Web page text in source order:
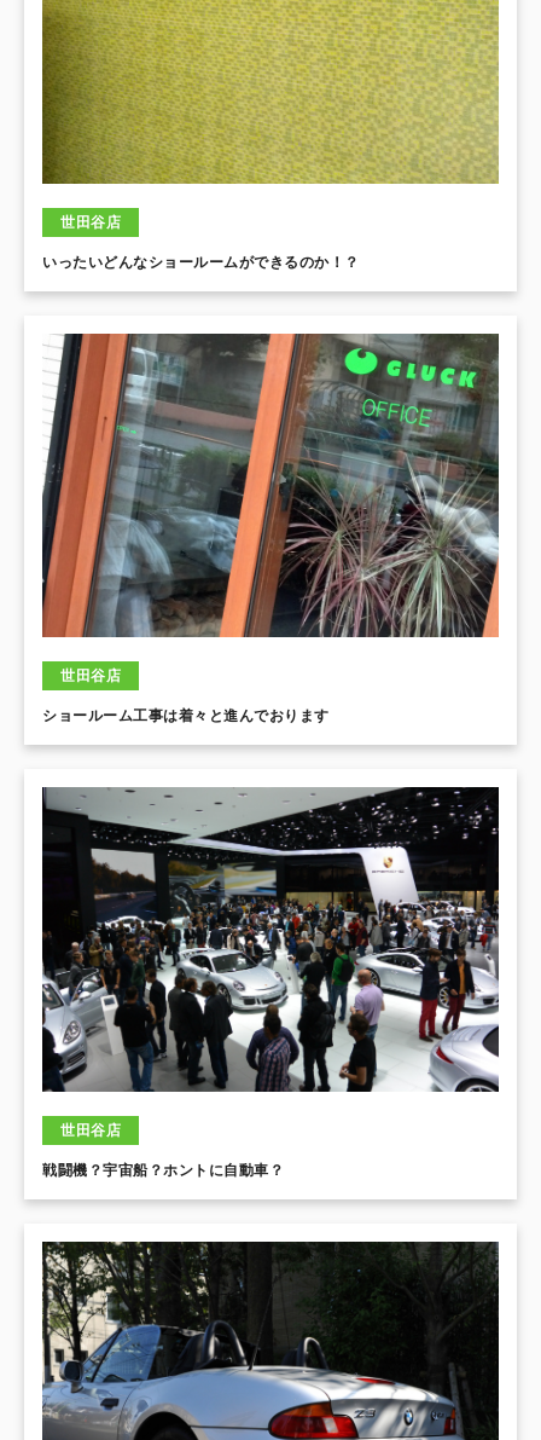
世田谷店
いったいどんなショールームができるのか！？
世田谷店
ショールーム工事は着々と進んでおります
世田谷店
戦闘機？宇宙船？ホントに自動車？